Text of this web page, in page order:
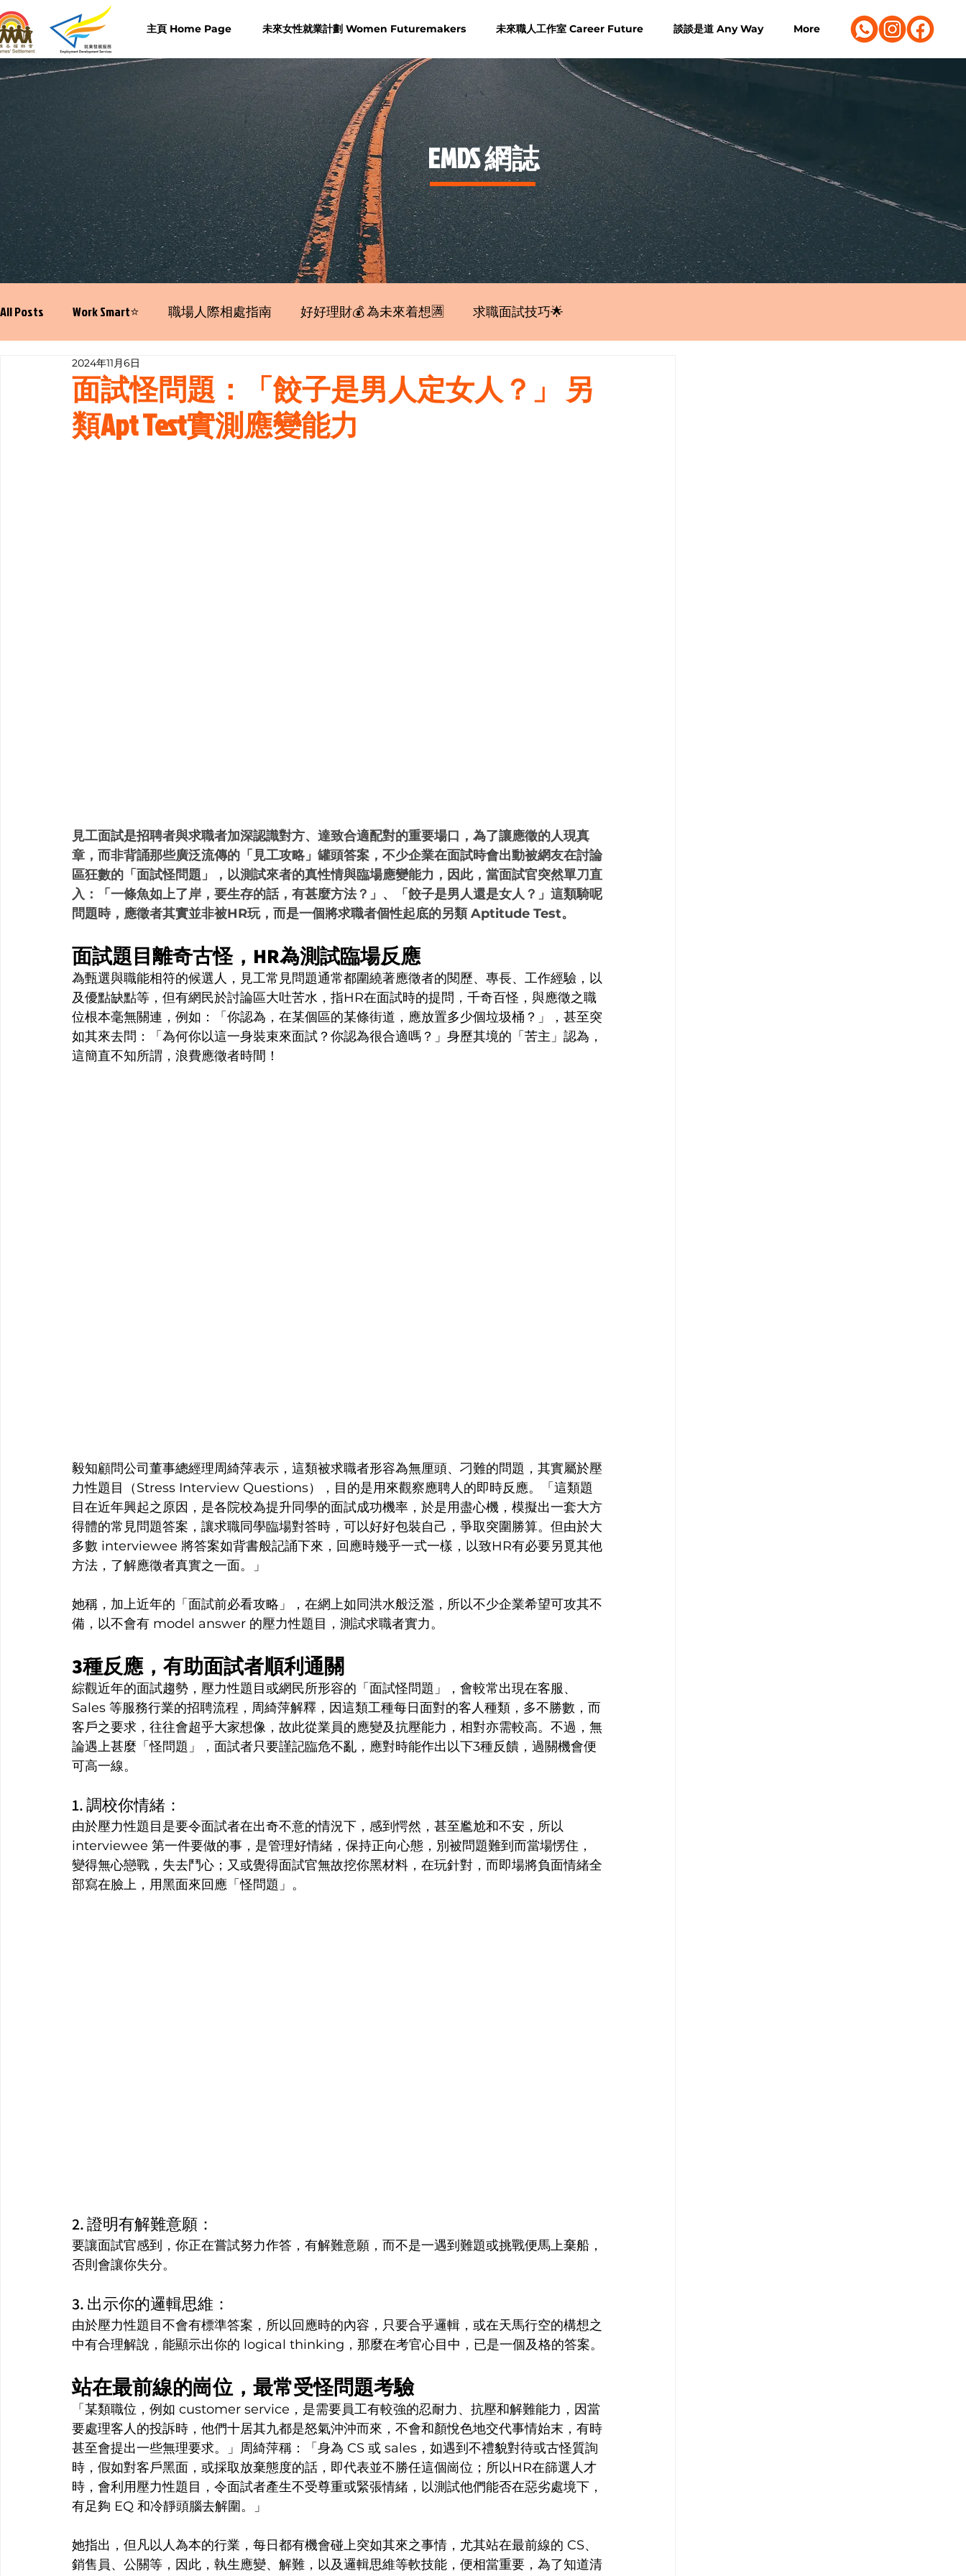
主頁 Home Page 未來女性就業計劃 Women Futuremakers 未來職人工作室 Career Future 談談是道 Any Way More
​EMDS 網誌
All Posts Work Smart⭐️ 職場人際相處指南 好好理財💰 為未來着想🈵 求職面試技巧🌟
寫履歷表嘅技巧📝
面試怪問題：「餃子是男人定女人？」 另
類Apt Test實測應變能力
2024年11月6日
見工面試是招聘者與求職者加深認識對方、達致合適配對的重要場口，為了讓應徵的人現真
章，而非背誦那些廣泛流傳的「見工攻略」罐頭答案，不少企業在面試時會出動被網友在討論
區狂數的「面試怪問題」，以測試來者的真性情與臨場應變能力，因此，當面試官突然單刀直
入：「一條魚如上了岸，要生存的話，有甚麼方法？」、「餃子是男人還是女人？」這類騎呢
問題時，應徵者其實並非被HR玩，而是一個將求職者個性起底的另類 Aptitude Test。
面試題目離奇古怪，HR為測試臨場反應
為甄選與職能相符的候選人，見工常見問題通常都圍繞著應徵者的閱歷、專長、工作經驗，以
及優點缺點等，但有網民於討論區大吐苦水，指HR在面試時的提問，千奇百怪，與應徵之職
位根本毫無關連，例如：「你認為，在某個區的某條街道，應放置多少個垃圾桶？」，甚至突
如其來去問：「為何你以這一身裝束來面試？你認為很合適嗎？」身歷其境的「苦主」認為，
這簡直不知所謂，浪費應徵者時間！
毅知顧問公司董事總經理周綺萍表示，這類被求職者形容為無厘頭、刁難的問題，其實屬於壓
力性題目（Stress Interview Questions），目的是用來觀察應聘人的即時反應。「這類題
目在近年興起之原因，是各院校為提升同學的面試成功機率，於是用盡心機，模擬出一套大方
得體的常見問題答案，讓求職同學臨場對答時，可以好好包裝自己，爭取突圍勝算。但由於大
多數 interviewee 將答案如背書般記誦下來，回應時幾乎一式一樣，以致HR有必要另覓其他
方法，了解應徵者真實之一面。」
她稱，加上近年的「面試前必看攻略」，在網上如同洪水般泛濫，所以不少企業希望可攻其不
備，以不會有 model answer 的壓力性題目，測試求職者實力。
3種反應，有助面試者順利通關
綜觀近年的面試趨勢，壓力性題目或網民所形容的「面試怪問題」，會較常出現在客服、
Sales 等服務行業的招聘流程，周綺萍解釋，因這類工種每日面對的客人種類，多不勝數，而
客戶之要求，往往會超乎大家想像，故此從業員的應變及抗壓能力，相對亦需較高。不過，無
論遇上甚麼「怪問題」，面試者只要謹記臨危不亂，應對時能作出以下3種反饋，過關機會便
可高一線。
1. 調校你情緒：
由於壓力性題目是要令面試者在出奇不意的情況下，感到愕然，甚至尷尬和不安，所以
interviewee 第一件要做的事，是管理好情緒，保持正向心態，別被問題難到而當場愣住，
變得無心戀戰，失去鬥心；又或覺得面試官無故挖你黑材料，在玩針對，而即場將負面情緒全
部寫在臉上，用黑面來回應「怪問題」。
2. 證明有解難意願：
要讓面試官感到，你正在嘗試努力作答，有解難意願，而不是一遇到難題或挑戰便馬上棄船，
否則會讓你失分。
3. 出示你的邏輯思維：
由於壓力性題目不會有標準答案，所以回應時的內容，只要合乎邏輯，或在天馬行空的構想之
中有合理解說，能顯示出你的 logical thinking，那麼在考官心目中，已是一個及格的答案。
站在最前線的崗位，最常受怪問題考驗
「某類職位，例如 customer service，是需要員工有較強的忍耐力、抗壓和解難能力，因當
要處理客人的投訴時，他們十居其九都是怒氣沖沖而來，不會和顏悅色地交代事情始末，有時
甚至會提出一些無理要求。」周綺萍稱：「身為 CS 或 sales，如遇到不禮貌對待或古怪質詢
時，假如對客戶黑面，或採取放棄態度的話，即代表並不勝任這個崗位；所以HR在篩選人才
時，會利用壓力性題目，令面試者產生不受尊重或緊張情緒，以測試他們能否在惡劣處境下，
有足夠 EQ 和冷靜頭腦去解圍。」
她指出，但凡以人為本的行業，每日都有機會碰上突如其來之事情，尤其站在最前線的 CS、
銷售員、公關等，因此，執生應變、解難，以及邏輯思維等軟技能，便相當重要，為了知道清